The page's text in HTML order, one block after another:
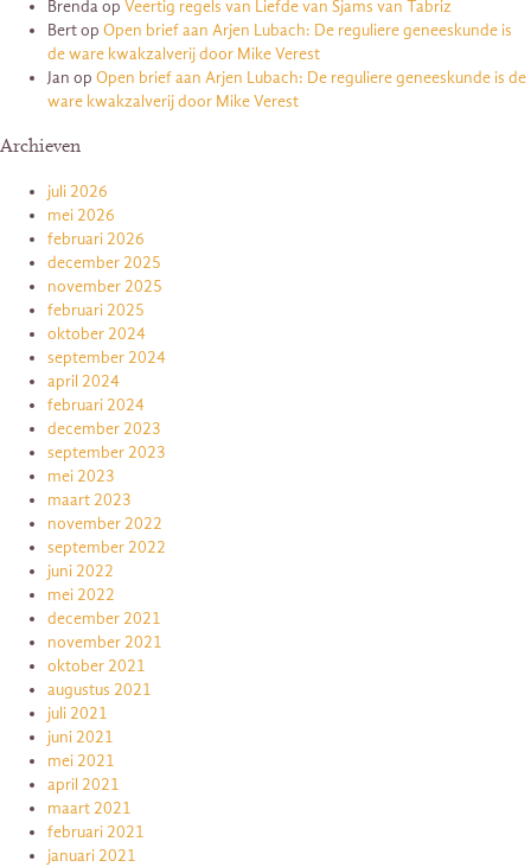
Brendaop Veertig regels van Liefde van Sjams van Tabriz
Bertop Open brief aan Arjen Lubach: De reguliere geneeskunde is
de ware kwakzalverij door Mike Verest
Jan op Open brief aan Arjen Lubach: De reguliere geneeskunde is de
ware kwakzalverij door Mike Verest
Archieven
juli 2026
mei 2026
februari 2026
december 2025
november 2025
februari 2025
oktober 2024
september 2024
april 2024
februari 2024
december 2023
september 2023
mei 2023
maart 2023
november 2022
september 2022
juni 2022
mei 2022
december 2021
november 2021
oktober 2021
augustus 2021
juli 2021
juni 2021
mei 2021
april 2021
maart 2021
februari 2021
januari 2021